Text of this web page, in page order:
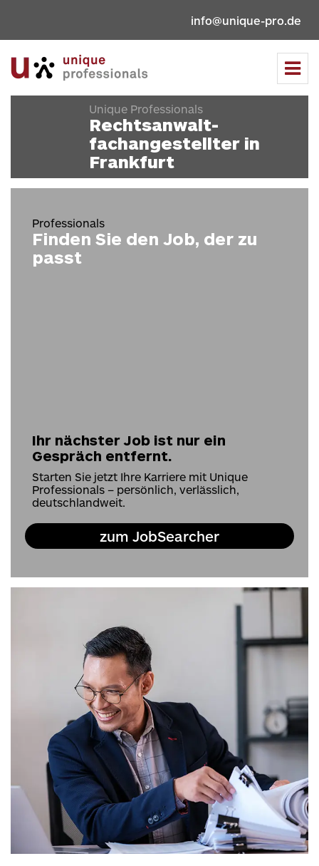
info@unique-pro.de
Unique Professionals
Rechtsanwalt­
fachangestellter in
Frankfurt
Professionals
Finden Sie den Job, der zu
passt
Ihr nächster Job ist nur ein
Gespräch entfernt.
Starten Sie jetzt Ihre Karriere mit Unique
Professionals – persönlich, verlässlich,
deutschlandweit.
zum JobSearcher